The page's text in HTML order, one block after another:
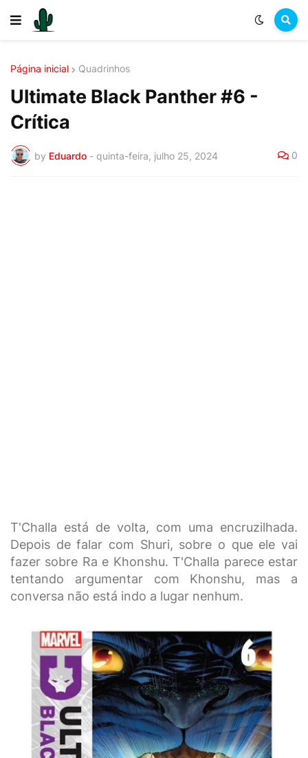
Página inicial Quadrinhos
Ultimate Black Panther #6 -
Crítica
by Eduardo - quinta-feira, julho 25, 2024 0
T'Challa está de volta, com uma encruzilhada.
Depois de falar com Shuri, sobre o que ele vai
fazer sobre Ra e Khonshu. T'Challa parece estar
tentando argumentar com Khonshu, mas a
conversa não está indo a lugar nenhum.